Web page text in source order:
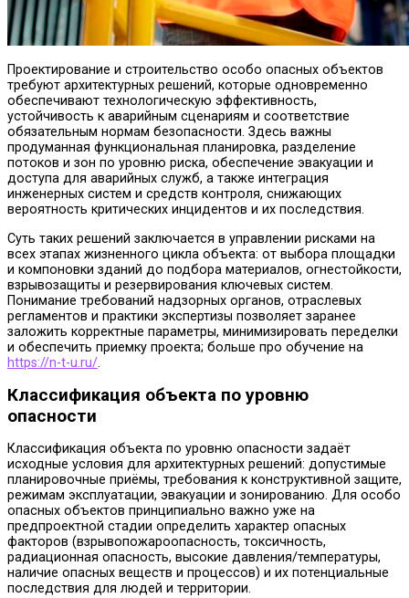
Проектирование и строительство особо опасных объектов
требуют архитектурных решений, которые одновременно
обеспечивают технологическую эффективность,
устойчивость к аварийным сценариям и соответствие
обязательным нормам безопасности. Здесь важны
продуманная функциональная планировка, разделение
потоков и зон по уровню риска, обеспечение эвакуации и
доступа для аварийных служб, а также интеграция
инженерных систем и средств контроля, снижающих
вероятность критических инцидентов и их последствия.
Суть таких решений заключается в управлении рисками на
всех этапах жизненного цикла объекта: от выбора площадки
и компоновки зданий до подбора материалов, огнестойкости,
взрывозащиты и резервирования ключевых систем.
Понимание требований надзорных органов, отраслевых
регламентов и практики экспертизы позволяет заранее
заложить корректные параметры, минимизировать переделки
и обеспечить приемку проекта; больше про обучение на
https://n-t-u.ru/.
Классификация объекта по уровню
опасности
Классификация объекта по уровню опасности задаёт
исходные условия для архитектурных решений: допустимые
планировочные приёмы, требования к конструктивной защите,
режимам эксплуатации, эвакуации и зонированию. Для особо
опасных объектов принципиально важно уже на
предпроектной стадии определить характер опасных
факторов (взрывопожароопасность, токсичность,
радиационная опасность, высокие давления/температуры,
наличие опасных веществ и процессов) и их потенциальные
последствия для людей и территории.